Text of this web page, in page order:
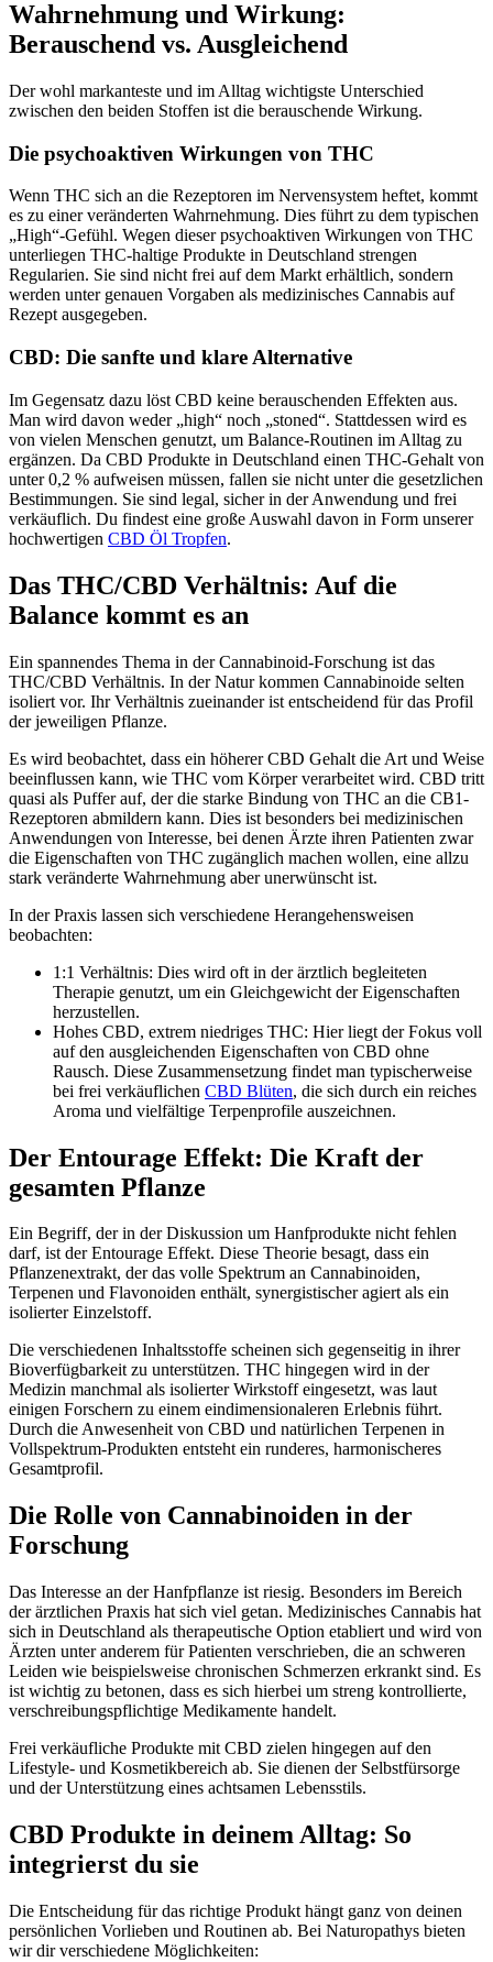
Wahrnehmung und Wirkung:
Berauschend vs. Ausgleichend
Der wohl markanteste und im Alltag wichtigste Unterschied
zwischen den beiden Stoffen ist die berauschende Wirkung.
Die psychoaktiven Wirkungen von THC
Wenn THC sich an die Rezeptoren im Nervensystem heftet, kommt
es zu einer veränderten Wahrnehmung. Dies führt zu dem typischen
„High“-Gefühl. Wegen dieser psychoaktiven Wirkungen von THC
unterliegen THC-haltige Produkte in Deutschland strengen
Regularien. Sie sind nicht frei auf dem Markt erhältlich, sondern
werden unter genauen Vorgaben als medizinisches Cannabis auf
Rezept ausgegeben.
CBD: Die sanfte und klare Alternative
Im Gegensatz dazu löst CBD keine berauschenden Effekten aus.
Man wird davon weder „high“ noch „stoned“. Stattdessen wird es
von vielen Menschen genutzt, um Balance-Routinen im Alltag zu
ergänzen. Da CBD Produkte in Deutschland einen THC-Gehalt von
unter 0,2 % aufweisen müssen, fallen sie nicht unter die gesetzlichen
Bestimmungen. Sie sind legal, sicher in der Anwendung und frei
verkäuflich. Du findest eine große Auswahl davon in Form unserer
hochwertigen CBD Öl Tropfen.
Das THC/CBD Verhältnis: Auf die
Balance kommt es an
Ein spannendes Thema in der Cannabinoid-Forschung ist das
THC/CBD Verhältnis. In der Natur kommen Cannabinoide selten
isoliert vor. Ihr Verhältnis zueinander ist entscheidend für das Profil
der jeweiligen Pflanze.
Es wird beobachtet, dass ein höherer CBD Gehalt die Art und Weise
beeinflussen kann, wie THC vom Körper verarbeitet wird. CBD tritt
quasi als Puffer auf, der die starke Bindung von THC an die CB1-
Rezeptoren abmildern kann. Dies ist besonders bei medizinischen
Anwendungen von Interesse, bei denen Ärzte ihren Patienten zwar
die Eigenschaften von THC zugänglich machen wollen, eine allzu
stark veränderte Wahrnehmung aber unerwünscht ist.
In der Praxis lassen sich verschiedene Herangehensweisen
beobachten:
1:1 Verhältnis: Dies wird oft in der ärztlich begleiteten
Therapie genutzt, um ein Gleichgewicht der Eigenschaften
herzustellen.
Hohes CBD, extrem niedriges THC: Hier liegt der Fokus voll
auf den ausgleichenden Eigenschaften von CBD ohne
Rausch. Diese Zusammensetzung findet man typischerweise
bei frei verkäuflichen CBD Blüten, die sich durch ein reiches
Aroma und vielfältige Terpenprofile auszeichnen.
Der Entourage Effekt: Die Kraft der
gesamten Pflanze
Ein Begriff, der in der Diskussion um Hanfprodukte nicht fehlen
darf, ist der Entourage Effekt. Diese Theorie besagt, dass ein
Pflanzenextrakt, der das volle Spektrum an Cannabinoiden,
Terpenen und Flavonoiden enthält, synergistischer agiert als ein
isolierter Einzelstoff.
Die verschiedenen Inhaltsstoffe scheinen sich gegenseitig in ihrer
Bioverfügbarkeit zu unterstützen. THC hingegen wird in der
Medizin manchmal als isolierter Wirkstoff eingesetzt, was laut
einigen Forschern zu einem eindimensionaleren Erlebnis führt.
Durch die Anwesenheit von CBD und natürlichen Terpenen in
Vollspektrum-Produkten entsteht ein runderes, harmonischeres
Gesamtprofil.
Die Rolle von Cannabinoiden in der
Forschung
Das Interesse an der Hanfpflanze ist riesig. Besonders im Bereich
der ärztlichen Praxis hat sich viel getan. Medizinisches Cannabis hat
sich in Deutschland als therapeutische Option etabliert und wird von
Ärzten unter anderem für Patienten verschrieben, die an schweren
Leiden wie beispielsweise chronischen Schmerzen erkrankt sind. Es
ist wichtig zu betonen, dass es sich hierbei um streng kontrollierte,
verschreibungspflichtige Medikamente handelt.
Frei verkäufliche Produkte mit CBD zielen hingegen auf den
Lifestyle- und Kosmetikbereich ab. Sie dienen der Selbstfürsorge
und der Unterstützung eines achtsamen Lebensstils.
CBD Produkte in deinem Alltag: So
integrierst du sie
Die Entscheidung für das richtige Produkt hängt ganz von deinen
persönlichen Vorlieben und Routinen ab. Bei Naturopathys bieten
wir dir verschiedene Möglichkeiten: